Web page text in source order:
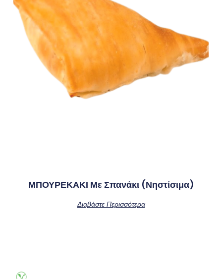
ΜΠΟΥΡΕΚΑΚΙ Με Σπανάκι (νηστίσιμα)
Διαβάστε Περισσότερα